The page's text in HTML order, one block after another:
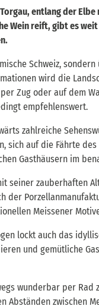
entlang der
Wein reift, gibt es
Schweiz,
wird die
Zug oder auf dem
empfehlenswert.
zahlreiche
sich auf die Fährte
Gasthäusern im
seiner zauberhaften
der
Meissener
lockt auch das
und gemütliche
wunderbar per Rad
Abständen zwischen